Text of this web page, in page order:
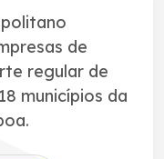
de
regular de
municípios da